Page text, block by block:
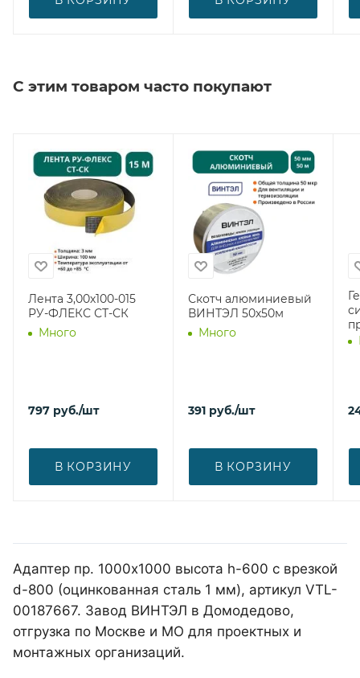
С этим товаром часто покупают
Лента 3,00х100-015
РУ-ФЛЕКС СТ-СК
Много
797 руб./шт
В КОРЗИНУ
Скотч алюминиевый
ВИНТЭЛ 50х50м
Много
391 руб./шт
В КОРЗИНУ
Адаптер пр. 1000х1000 высота h-600 с врезкой
d-800 (оцинкованная сталь 1 мм), артикул VTL-
00187667. Завод ВИНТЭЛ в Домодедово,
отгрузка по Москве и МО для проектных и
монтажных организаций.